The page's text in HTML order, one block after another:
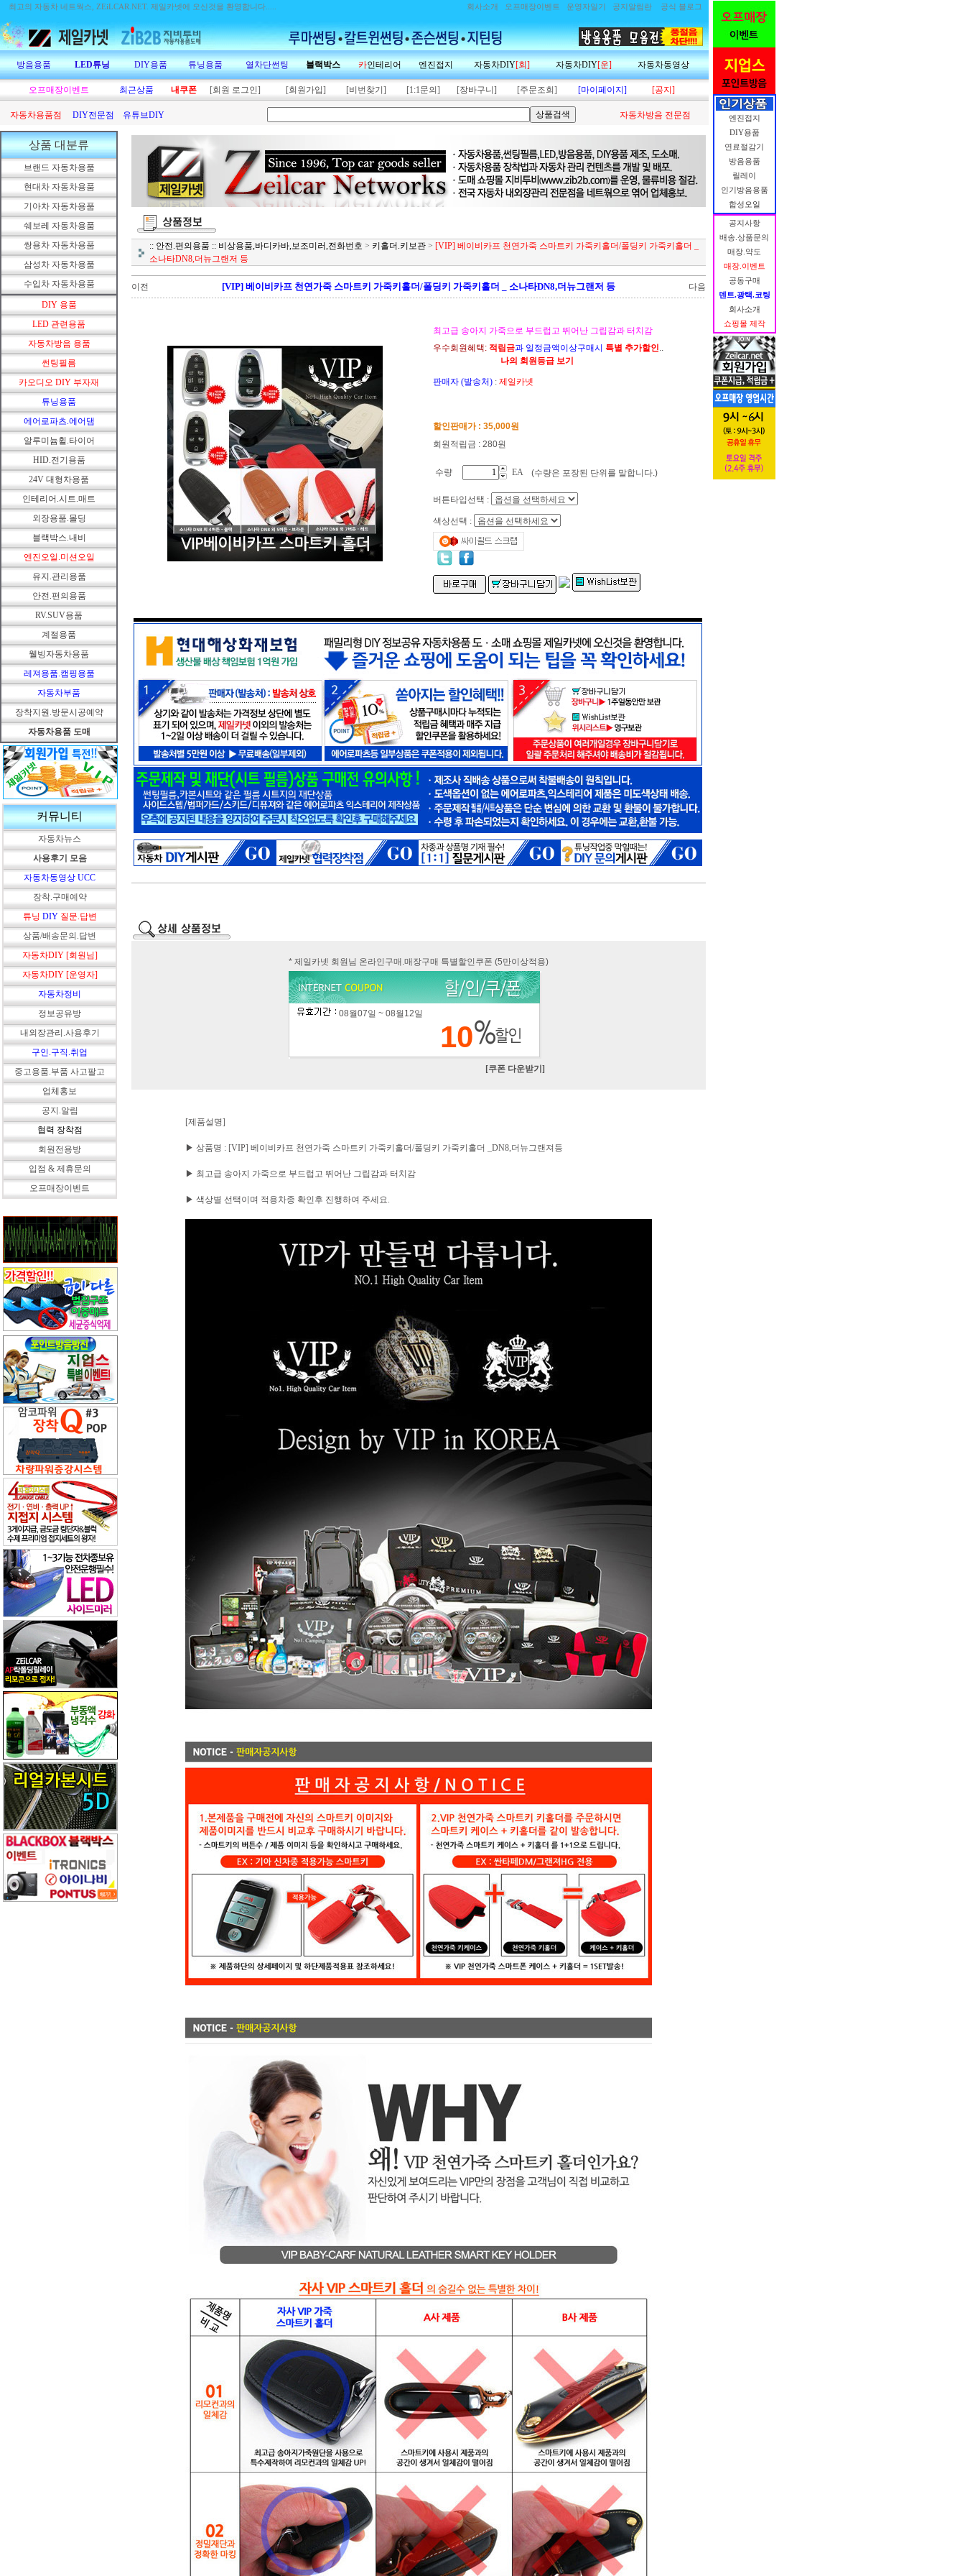
최고의 자동차 네트웍스, ZEiLCAR.NET. 제일카넷에 오신것을 환영합니다..... 회사소개 오프매장이벤트 운영자일기 공지알림란 공식 블로그
방음용품 LED튜닝 DIY용품 튜닝용품 열차단썬팅 블랙박스 카인테리어 엔진접지 자동차DIY[회] 자동차DIY[운] 자동차동영상
오프매장이벤트 최근상품 내쿠폰 [회원 로그인] [회원가입] [비번찾기] [1:1문의] [장바구니] [주문조회] [마이페이지] [공지]
자동차용품점 DIY전문점 유튜브DIY 자동차방음 전문점
상품 대분류
브랜드 자동차용품
현대차 자동차용품
기아차 자동차용품
쉐보레 자동차용품
쌍용차 자동차용품
삼성차 자동차용품
수입차 자동차용품
DIY 용품
LED 관련용품
자동차방음 용품
썬팅필름
카오디오 DIY 부자재
튜닝용품
에어로파츠.에어댐
알루미늄휠.타이어
HID.전기용품
24V 대형차용품
인테리어.시트.매트
외장용품.몰딩
블랙박스.내비
엔진오일.미션오일
유지.관리용품
안전.편의용품
RV.SUV용품
계절용품
웰빙자동차용품
레져용품.캠핑용품
자동차부품
장착지원.방문시공예약
자동차용품 도매
커뮤니티
자동차뉴스
사용후기 모음
자동차동영상 UCC
장착.구매예약
튜닝 DIY 질문.답변
상품/배송문의.답변
자동차DIY [회원님]
자동차DIY [운영자]
자동차정비
정보공유방
내외장관리.사용후기
구인.구직.취업
중고용품.부품 사고팔고
업체홍보
공지.알림
협력 장착점
회원전용방
입점 & 제휴문의
오프매장이벤트
:: 안전.편의용품 :: 비상용품,바디카바,보조미러,전화번호 > 키홀더.키보관 > [VIP] 베이비카프 천연가죽 스마트키 가죽키홀더/폴딩키 가죽키홀더 _
소나타DN8,더뉴그랜저 등
이전 [VIP] 베이비카프 천연가죽 스마트키 가죽키홀더/폴딩키 가죽키홀더 _ 소나타DN8,더뉴그랜저 등 다음
최고급 송아지 가죽으로 부드럽고 뛰어난 그립감과 터치감
우수회원혜택: 적립금과 일정금액이상구매시 특별 추가할인..
나의 회원등급 보기
판매자 (발송처) : 제일카넷
할인판매가 : 35,000원
회원적립금 : 280원
수량 EA (수량은 포장된 단위를 말합니다.)
버튼타입선택 :
색상선택 :
* 제일카넷 회원님 온라인구매.매장구매 특별할인쿠폰 (5만이상적용)
08월07일 ~ 08월12일
10
[쿠폰 다운받기]
[제품설명]
▶ 상품명 : [VIP] 베이비카프 천연가죽 스마트키 가죽키홀더/폴딩키 가죽키홀더 _DN8,더뉴그랜져등
▶ 최고급 송아지 가죽으로 부드럽고 뛰어난 그립감과 터치감
▶ 색상별 선택이며 적용차종 확인후 진행하여 주세요.
엔진접지
DIY용품
연료절감기
방음용품
릴레이
인기방음용품
합성오일
공지사항
배송.상품문의
매장.약도
매장.이벤트
공동구매
덴트.광택.코팅
회사소개
쇼핑몰 제작